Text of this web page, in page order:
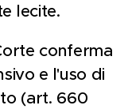
lecite.
conferma
e l'uso di
(art. 660